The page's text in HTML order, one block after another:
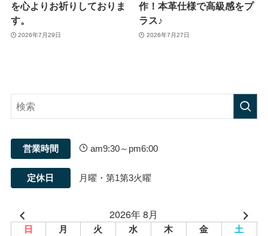
を心よりお祈りしておりま
す。
2026年7月29日
作！本革仕様で高級感をプ
ラス♪
2026年7月27日
営業時間 am9:30～pm6:00
定休日 月曜・第1第3火曜
2026年 8月
日 月 火 水 木 金 土